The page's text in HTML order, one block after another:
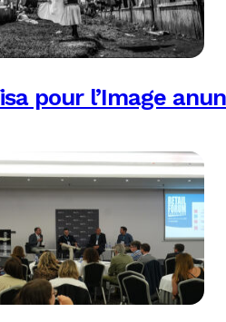
pour l’Image